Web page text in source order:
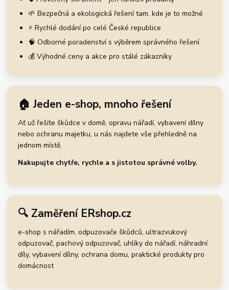
🌱 Bezpečná a ekologická řešení tam, kde je to možné
⚡ Rychlé dodání po celé České republice
🧠 Odborné poradenství s výběrem správného řešení
💰 Výhodné ceny a akce pro stálé zákazníky
🏠 Jeden e-shop, mnoho řešení
Ať už řešíte škůdce v domě, opravu nářadí, vybavení dílny
nebo ochranu majetku, u nás najdete vše přehledně na
jednom místě.
Nakupujte chytře, rychle a s jistotou správné volby.
🔍 Zaměření ERshop.cz
e-shop s nářadím, odpuzovače škůdců, ultrazvukový
odpuzovač, pachový odpuzovač, uhlíky do nářadí, náhradní
díly, vybavení dílny, ochrana domu, praktické produkty pro
domácnost